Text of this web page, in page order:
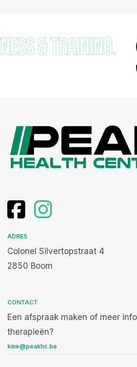
ADRES
Colonel Silvertopstraat 4
2850 Boom
CONTACT
Een afspraak maken of meer
therapieën?
kine@peakhc.be